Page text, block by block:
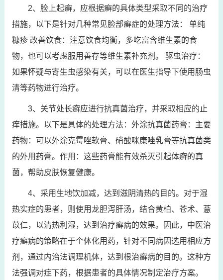
2、脸上起癣，应根据癣的具体类型采取不同的治疗
措施，以下是针对几种常见脸部癣症的处理方法： 单纯
糠疹 改善饮食：注意饮食均衡，多吃富含维生素的食
物，也可以考虑服用善存等维生素补充剂。 驱虫治疗：
如果怀疑与寄生虫感染有关，可以在医生指导下使用肠虫
清等药物进行治疗。
3、关节处长癣应进行抗真菌治疗，并采取相应的止
痒措施。以下是具体的处理方法：外涂抗真菌药膏：主要
药物：可以外涂克霉唑软膏、硝酸咪康唑乳膏等抗真菌类
的外用药膏。作用：这些药膏能有效杀灭引起体癣的真
菌，帮助皮肤恢复健康。
4、采用生地饮加减，达到滋阴清热的目的。对于湿
热实症的患者，则使用龙胆泻肝汤，结合黄柏、苍术、薏
苡仁，以清热利湿，达到治疗癣病的效果。因此，中医治
疗癣病的策略在于个体化用药，针对不同病因选用相应方
剂，通过内治法调理机体，达到根治癣病的目的。这种方
法强调对症下药，根据患者的具体情况制定治疗方案。